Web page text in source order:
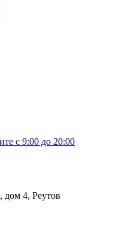
с 9:00 до 20:00
дом 4, Реутов